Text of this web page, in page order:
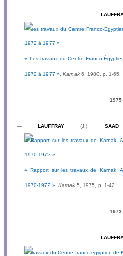
—
« Les travaux du Centre Franco-
1972 à 1977 » Karnak 6, 1980, p. 1-65.
1975
— LAUFFRAY(J.), SAAD
« Rapport sur les travaux de Karnak.
1970-1972 » Karnak 5, 1975, p. 1-42.
1973
—